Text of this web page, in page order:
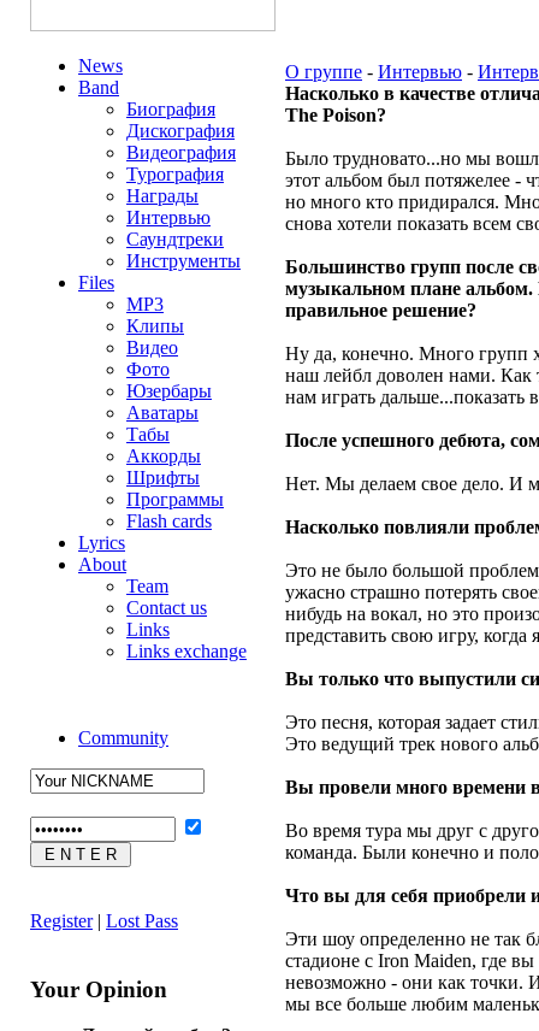
News
Band
Биография
Дискография
Видеография
Турография
Награды
Интервью
Саундтреки
Инструменты
Files
MP3
Клипы
Видео
Фото
Юзербары
Аватары
Табы
Аккорды
Шрифты
Программы
Flash cards
Lyrics
About
Team
Contact us
Links
Links exchange
Community
Register| Lost Pass
Your Opinion
О группе - Интервью -
Насколько в качестве
The Poison?
Было трудновато...но мы
этот альбом был потяжелее -
но много кто придирался.
снова хотели показать всем
Большинство групп после
музыкальном плане альбом.
правильное решение?
Ну да, конечно. Много групп
наш лейбл доволен нами. Как
нам играть дальше...показать
После успешного дебюта,
Нет. Мы делаем свое дело. И
Насколько повлияли
Это не было большой
ужасно страшно потерять
нибудь на вокал, но это
представить свою игру,
Вы только что выпустили
Это песня, которая задает
Это ведущий трек нового
Вы провели много времени
Во время тура мы друг с
команда. Были конечно и
Что вы для себя приобрели
Эти шоу определенно не так
стадионе с Iron Maiden, где
невозможно - они как точки.
мы все больше любим